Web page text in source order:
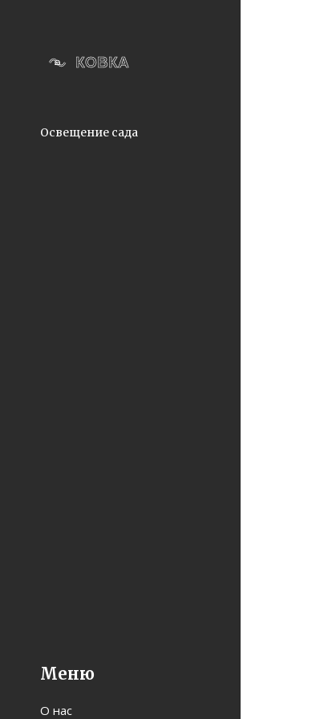
Освещение сада
Меню
О нас